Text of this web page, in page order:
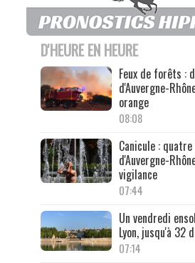
D'HEURE EN HEURE
Feux de forêts :
d'Auvergne-
orange
08:08
Canicule :
d'Auvergne-
vigilance
07:44
Un vendredi
Lyon, jusqu'à 32
07:14